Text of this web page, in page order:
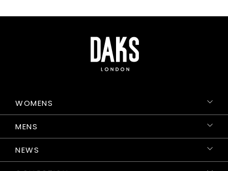
WOMENS
MENS
NEWS